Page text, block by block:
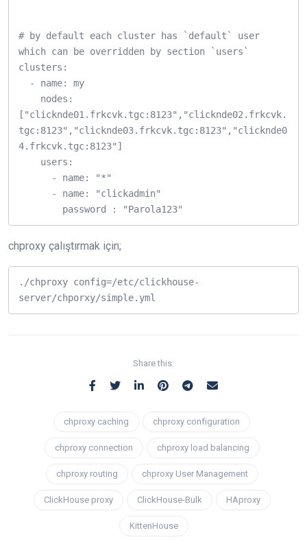
# by default each cluster has `default` user
which can be overridden by section `users`
clusters:
["clicknde01.frkcvk.tgc:8123","clicknde02.frkcvk.
tgc:8123","clicknde03.frkcvk.tgc:8123","clicknde0
4.frkcvk.tgc:8123"]
chproxy çalıştırmak için;
./chproxy config=/etc/clickhouse-
Share this:
chproxy caching chproxy configuration
chproxy connection chproxy load balancing
chproxy routing chproxy User Management
ClickHouse proxy ClickHouse-Bulk HAproxy
KittenHouse